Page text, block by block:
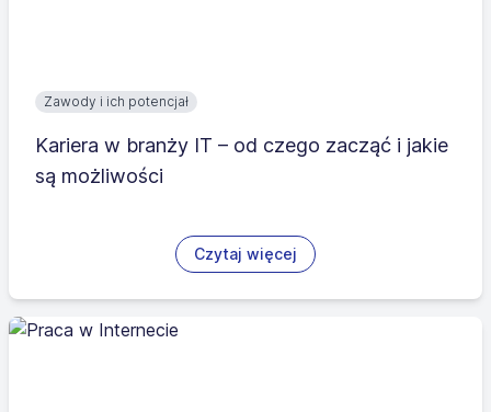
Zawody i ich potencjał
Kariera w branży IT – od czego zacząć i jakie
są możliwości
Czytaj więcej